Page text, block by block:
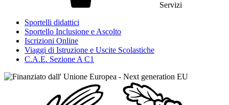
Servizi
Sportelli didattici
Sportello Inclusione e Ascolto
Iscrizioni Online
Viaggi di Istruzione e Uscite Scolastiche
C.A.E. Sezione A C1